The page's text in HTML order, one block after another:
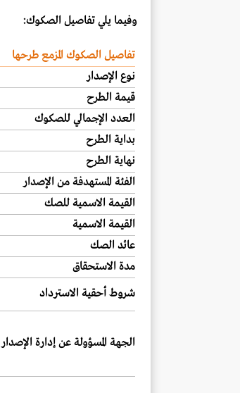
وفيما يلي تفاصيل الصكوك:
تفاصيل الصكوك المزمع طرحها
نوع الإصدار
قيمة الطرح
العدد الإجمالي للصكوك
بداية الطرح
نهاية الطرح
الفئة المستهدفة من الإصدار
القيمة الاسمية للصك
القيمة الاسمية
عائد الصك
مدة الاستحقاق
شروط أحقية الاسترداد
الجهة المسؤولة عن إدارة الإصدار